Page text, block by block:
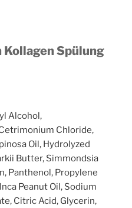
Kollagen Spülung
Alcohol,
Chloride,
Oil, Hydrolyzed
Butter, Simmondsia
Panthenol, Propylene
Peanut Oil, Sodium
Citric Acid, Glycerin,